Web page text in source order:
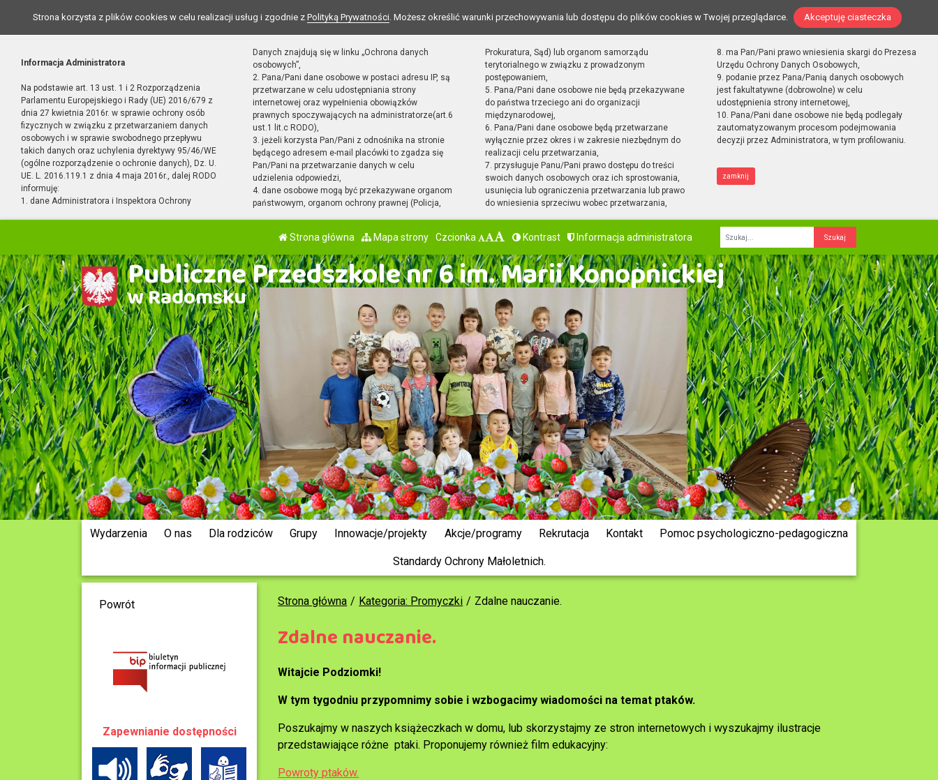
Strona korzysta z plików cookies w celu realizacji usług i zgodnie z Polityką Prywatności. Możesz określić warunki przechowywania lub dostępu do plików cookies w Twojej przeglądarce. Akceptuję ciasteczka
Informacja Administratora
Na podstawie art. 13 ust. 1 i 2 Rozporządzenia
Parlamentu Europejskiego i Rady (UE) 2016/679 z
dnia 27 kwietnia 2016r. w sprawie ochrony osób
fizycznych w związku z przetwarzaniem danych
osobowych i w sprawie swobodnego przepływu
takich danych oraz uchylenia dyrektywy 95/46/WE
(ogólne rozporządzenie o ochronie danych), Dz. U.
UE. L. 2016.119.1 z dnia 4 maja 2016r., dalej RODO
informuję:
1. dane Administratora i Inspektora Ochrony
Danych znajdują się w linku „Ochrona danych
osobowych”,
2. Pana/Pani dane osobowe w postaci adresu IP, są
przetwarzane w celu udostępniania strony
internetowej oraz wypełnienia obowiązków
prawnych spoczywających na administratorze(art.6
ust.1 lit.c RODO),
3. jeżeli korzysta Pan/Pani z odnośnika na stronie
będącego adresem e-mail placówki to zgadza się
Pan/Pani na przetwarzanie danych w celu
udzielenia odpowiedzi,
4. dane osobowe mogą być przekazywane organom
państwowym, organom ochrony prawnej (Policja,
Prokuratura, Sąd) lub organom samorządu
terytorialnego w związku z prowadzonym
postępowaniem,
5. Pana/Pani dane osobowe nie będą przekazywane
do państwa trzeciego ani do organizacji
międzynarodowej,
6. Pana/Pani dane osobowe będą przetwarzane
wyłącznie przez okres i w zakresie niezbędnym do
realizacji celu przetwarzania,
7. przysługuje Panu/Pani prawo dostępu do treści
swoich danych osobowych oraz ich sprostowania,
usunięcia lub ograniczenia przetwarzania lub prawo
do wniesienia sprzeciwu wobec przetwarzania,
8. ma Pan/Pani prawo wniesienia skargi do Prezesa
Urzędu Ochrony Danych Osobowych,
9. podanie przez Pana/Panią danych osobowych
jest fakultatywne (dobrowolne) w celu
udostępnienia strony internetowej,
10. Pana/Pani dane osobowe nie będą podlegały
zautomatyzowanym procesom podejmowania
decyzji przez Administratora, w tym profilowaniu.
zamknij
Strona główna Mapa strony Czcionka Kontrast Informacja administratora
Fraza
Publiczne Przedszkole nr 6 im. Marii Konopnickiej
w Radomsku
Wydarzenia O nas Dla rodziców Grupy Innowacje/projekty Akcje/programy Rekrutacja Kontakt Pomoc psychologiczno-pedagogiczna
Standardy Ochrony Małoletnich.
Strona główna Kategoria: Promyczki Zdalne nauczanie.
Zdalne nauczanie.
Witajcie Podziomki!
W tym tygodniu przypomnimy sobie i wzbogacimy wiadomości na temat ptaków.
Poszukajmy w naszych książeczkach w domu, lub skorzystajmy ze stron internetowych i wyszukajmy ilustracje
przedstawiające różne ptaki. Proponujemy również film edukacyjny:
Powroty ptaków.
Powrót
Zapewnianie dostępności